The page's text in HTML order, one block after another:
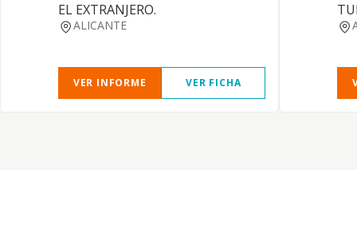
EL EXTRANJERO.
ALICANTE
VER INFORME VER FICHA